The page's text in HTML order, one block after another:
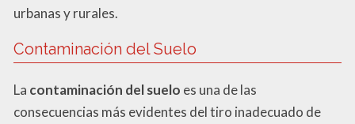
urbanas y rurales.
Contaminación del Suelo
La contaminación del suelo es una de las
consecuencias más evidentes del tiro inadecuado de